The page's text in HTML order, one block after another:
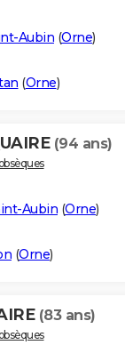
Aubin (Orne)
(Orne)
(94 ans)
Aubin (Orne)
(Orne)
(83 ans)